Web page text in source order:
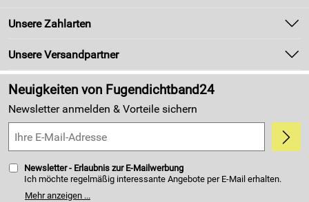
Zahlung und Versand
Kundenlogin
Unsere Bestseller
Neu
Made in Germany
Kundenbewertungen (4.405)
5,0/5*****
Unsere Zahlarten
Unsere Versandpartner
Neuigkeiten von Fugendichtband24
Newsletter anmelden & Vorteile sichern
Newsletter - Erlaubnis zur E-Mailwerbung
Ich möchte regelmäßig interessante Angebote per E-Mail erhalten.
Meine E-Mail-Adresse wird nicht an andere Unternehmen
weitergegeben. Zu statistischen Zwecken wird in anonymer Form
Mehr anzeigen ...